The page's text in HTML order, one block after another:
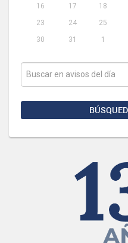
16
17 18
23
24 25
30
31 1